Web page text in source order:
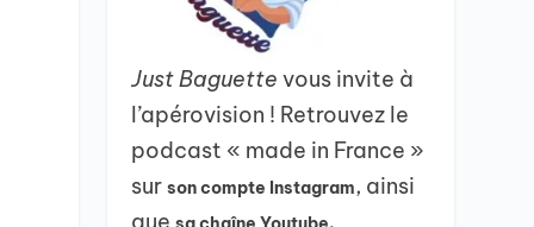
Just Baguettevous invite à
l’apérovision ! Retrouvez le
podcast « made in France »
surson compte Instagram, ainsi